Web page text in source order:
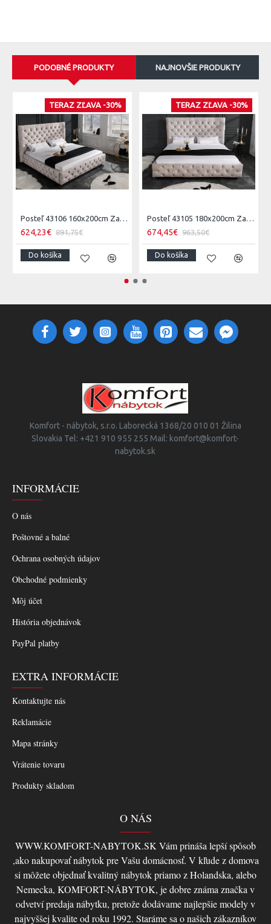
PODOBNÉ PRODUKTY NAJNOVŠIE PRODUKTY
TERAZ ZĽAVA -30%
Posteľ 43106 160x200cm Zamat Champagne
624,23€ 891,75€
Do košíka
TERAZ ZĽAVA -30%
Posteľ 43105 180x200cm Zamat Champagne
674,45€ 963,50€
Do košíka
Komfort - nábytok, s.r.o. Laborecká 1368/20 010 01 Žilina
Slovakia Tel: +421 910 955 255 Mail: komfort@komfort-
nabytok.sk
INFORMÁCIE
O nás
Poštovné a balné
Ochrana osobných údajov
Obchodné podmienky
Môj účet
História objednávok
PayPal platby
EXTRA INFORMÁCIE
Kontaktujte nás
Reklamácie
Mapa stránky
Vrátenie tovaru
Produkty skladom
O NÁS
WWW.KOMFORT-NABYTOK.SK Vám prináša lepší spôsob
,ako nakupovať nábytok pre Vašu domácnosť. V kľude z domova
si môžete objednať kvalitný nábytok priamo z Holandska, alebo
Nemecka, KOMFORT-NÁBYTOK, je dobre známa značka v
odvetví predaja nábytku, pretože dodávame najlepšie modely v
najvyššej kvalite od roku 1992. Staráme sa o našich zákazníkov